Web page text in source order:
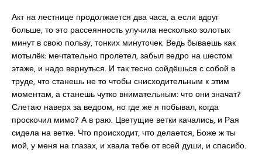
Акт на лестнице продолжается два часа, а если вдруг
больше, то это рассеянность улучила несколько золотых
минут в свою пользу, тонких минуточек. Ведь бываешь как
мотылёк: мечтательно пролетел, забыл ведро на шестом
этаже, и надо вернуться. И так тесно сойдёшься с собой в
труде, что станешь не то чтобы снисходительным к этим
моментам, а станешь чутко внимательным: что они значат?
Слетаю наверх за ведром, но где же я побывал, когда
проскочил мимо? А в раю. Цветущие ветки качались, и Рая
сидела на ветке. Что происходит, что делается, Боже ж ты
мой, у меня на глазах, и хвала тебе от всей души, и спасибо.